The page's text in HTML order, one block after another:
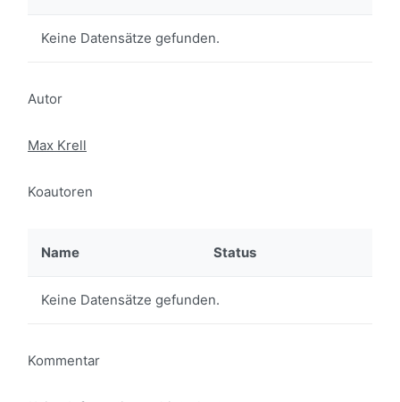
Keine Datensätze gefunden.
Autor
Max Krell
Koautoren
Name Status
Keine Datensätze gefunden.
Kommentar